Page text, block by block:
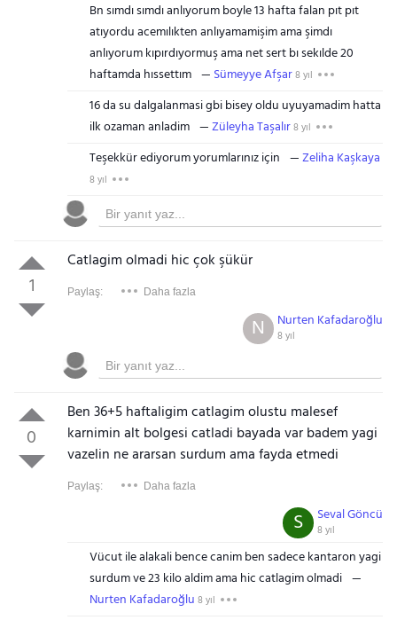
Bn sımdı sımdı anlıyorum boyle 13 hafta falan pıt pıt
atıyordu acemılıkten anlıyamamişim ama şimdı
anlıyorum kıpırdıyormuş ama net sert bı sekılde 20
haftamda hıssettım
Sümeyye Afşar8 yıl
16 da su dalgalanmasi gbi bisey oldu uyuyamadim hatta
ilk ozaman anladim
Züleyha Taşalır8 yıl
Teşekkür ediyorum yorumlarınız için Zeliha Kaşkaya
8 yıl
1
Catlagim olmadi hic çok şükür
Paylaş: Daha fazla
Nurten Kafadaroğlu
8 yıl
N
0
Ben 36+5 haftaligim catlagim olustu malesef
karnimin alt bolgesi catladi bayada var badem yagi
vazelin ne ararsan surdum ama fayda etmedi
Paylaş: Daha fazla
Seval Göncü
8 yıl
S
Vücut ile alakali bence canim ben sadece kantaron yagi
surdum ve 23 kilo aldim ama hic catlagim olmadi
Nurten Kafadaroğlu 8 yıl